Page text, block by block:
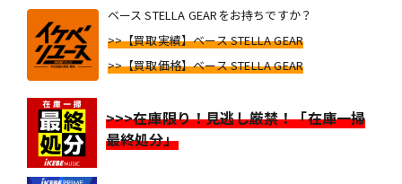
ベース STELLA GEARをお持ちですか？
>>【買取実績】ベース STELLA GEAR
>>【買取価格】ベース STELLA GEAR
>>>在庫限り！見逃し厳禁！「在庫一掃
最終処分」